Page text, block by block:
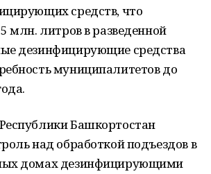
средств, что
млн. литров в разведенной
дезинфицирующие средства
муниципалитетов до
Башкортостан
над обработкой подъездов в
домах дезинфицирующими